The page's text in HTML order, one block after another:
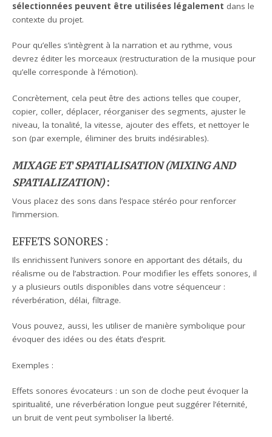
sélectionnées peuvent être utilisées légalement dans le
contexte du projet.
Pour qu’elles s’intègrent à la narration et au rythme, vous
devrez éditer les morceaux (restructuration de la musique pour
qu’elle corresponde à l’émotion).
Concrètement, cela peut être des actions telles que couper,
copier, coller, déplacer, réorganiser des segments, ajuster le
niveau, la tonalité, la vitesse, ajouter des effets, et nettoyer le
son (par exemple, éliminer des bruits indésirables).
MIXAGE ET SPATIALISATION (MIXING AND
SPATIALIZATION):
Vous placez des sons dans l’espace stéréo pour renforcer
l’immersion.
EFFETS SONORES :
Ils enrichissent l’univers sonore en apportant des détails, du
réalisme ou de l’abstraction. Pour modifier les effets sonores, il
y a plusieurs outils disponibles dans votre séquenceur :
réverbération, délai, filtrage.
Vous pouvez, aussi, les utiliser de manière symbolique pour
évoquer des idées ou des états d’esprit.
Exemples :
Effets sonores évocateurs : un son de cloche peut évoquer la
spiritualité, une réverbération longue peut suggérer l’éternité,
un bruit de vent peut symboliser la liberté.